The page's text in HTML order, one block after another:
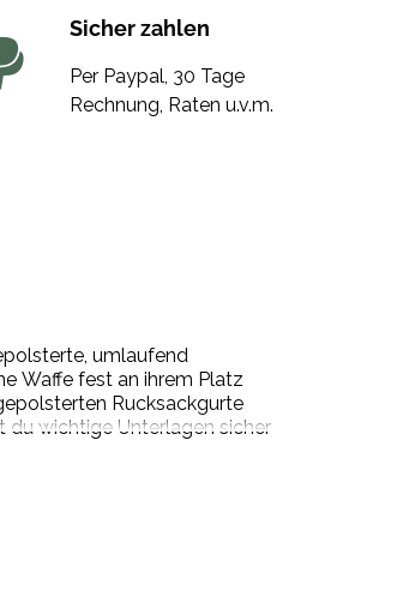
Sicher zahlen
Per Paypal, 30 Tage
Rechnung, Raten u.v.m.
umlaufend
Waffe fest an ihrem Platz
Rucksackgurte
du wichtige Unterlagen sicher